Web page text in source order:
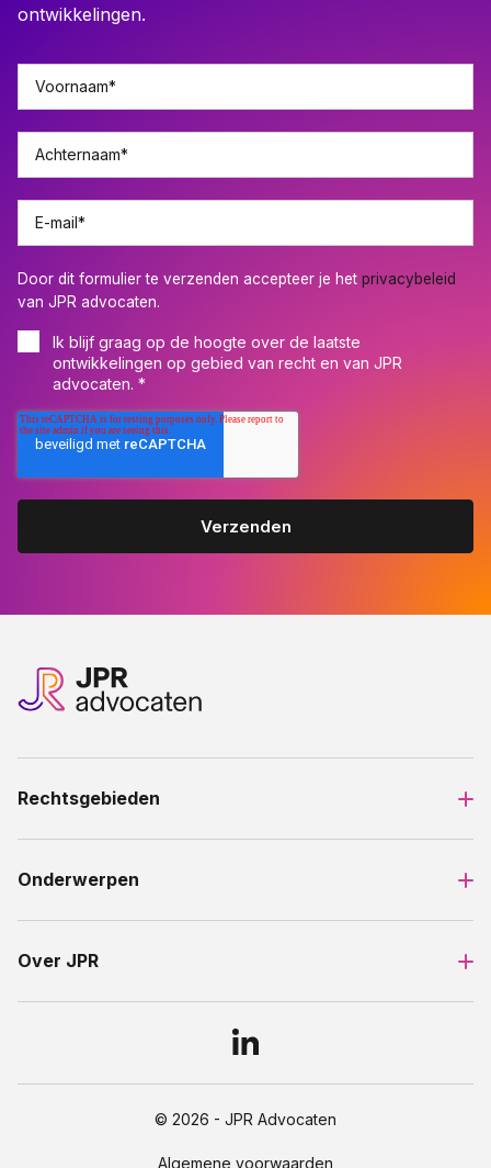
ontwikkelingen.
Voornaam*
Achternaam*
E-mail*
Door dit formulier te verzenden accepteer je het privacybeleid
van JPR advocaten.
Ik blijf graag op de hoogte over de laatste
ontwikkelingen op gebied van recht en van JPR
advocaten. *
Rechtsgebieden
Onderwerpen
Over JPR
© 2026 - JPR Advocaten
Algemene voorwaarden